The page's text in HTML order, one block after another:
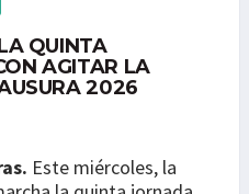
QUINTA
AGITAR LA
2026
Este miércoles, la